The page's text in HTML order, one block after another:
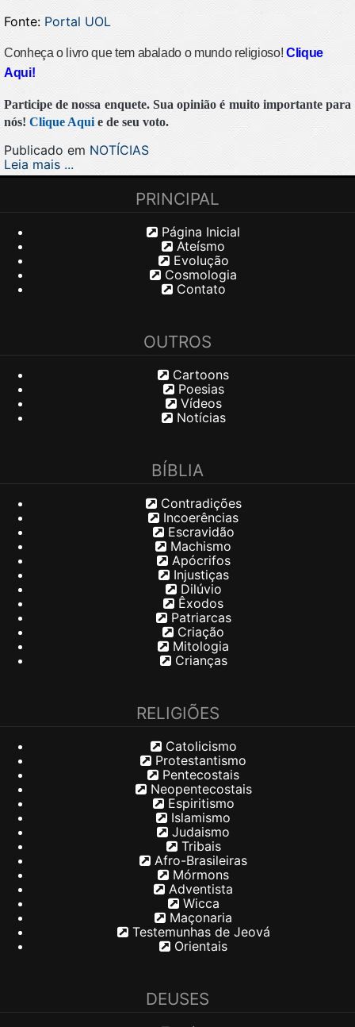
Fonte: Portal UOL
Conheça o livro que tem abalado o mundo religioso!Clique
Aqui!
Participe de nossa enquete. Sua opinião é muito importante para
nós! Clique Aqui e de seu voto.
Publicado em NOTÍCIAS
Leia mais ...
PRINCIPAL
Página Inicial
Ateísmo
Evolução
Cosmologia
Contato
OUTROS
Cartoons
Poesias
Vídeos
Notícias
BÍBLIA
Contradições
Incoerências
Escravidão
Machismo
Apócrifos
Injustiças
Dilúvio
Êxodos
Patriarcas
Criação
Mitologia
Crianças
RELIGIÕES
Catolicismo
Protestantismo
Pentecostais
Neopentecostais
Espiritismo
Islamismo
Judaismo
Tribais
Afro-Brasileiras
Mórmons
Adventista
Wicca
Maçonaria
Testemunhas de Jeová
Orientais
DEUSES